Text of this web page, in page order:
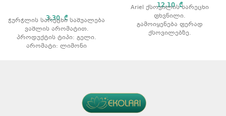
3,30₾
ჭურჭლის სარეცხი საშუალება
ვაშლის არომატით.
პროდუქტის ტიპი: გელი.
არომატი: ლიმონი
12,10₾
Ariel ქსოვილის სარეცხი
ფხვნილი.
გამოიყენება ფერად
ქსოვილებზე.